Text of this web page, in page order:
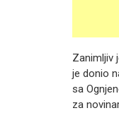
Zanimljiv
je donio
sa
za